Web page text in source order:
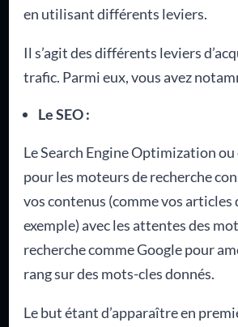
en utilisant différents leviers.
Il s’agit des différents leviers
trafic. Parmi eux, vous avez
Le SEO :
Le Search Engine Optimization
pour les moteurs de recherche
vos contenus (comme vos articles
exemple) avec les attentes des
recherche comme Google pour
rang sur des mots-cles donnés.
Le but étant d’apparaître en